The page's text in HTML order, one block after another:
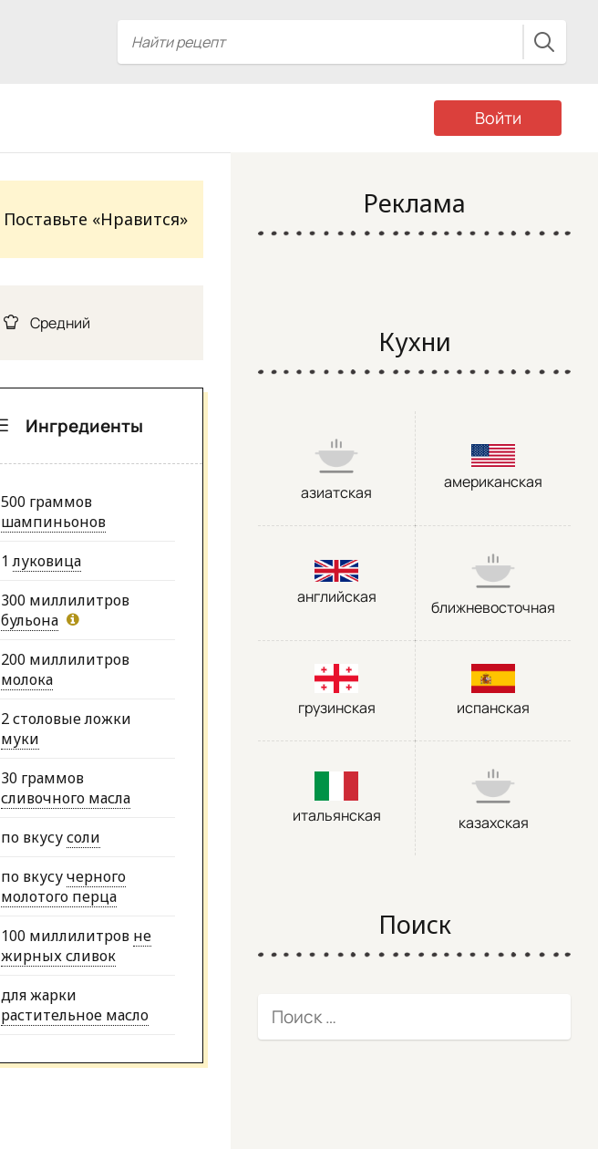
Войти
Поставьте «Нравится»
Средний
Ингредиенты
500 граммов
шампиньонов
1 луковица
300 миллилитров
бульона
200 миллилитров
молока
2 столовые ложки
муки
30 граммов
сливочного масла
по вкусусоли
по вкусучерного
молотого перца
100 миллилитров не
жирных сливок
для жарки
растительное масло
Реклама
Кухни
азиатская
американская
английская
ближневосточная
грузинская испанская
итальянская казахская
Поиск